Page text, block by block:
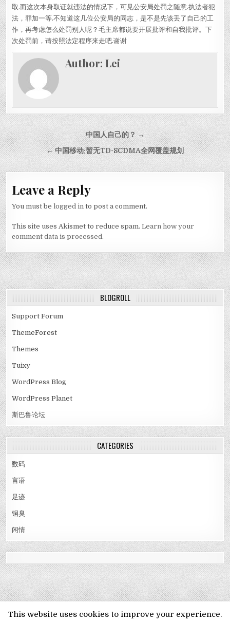
取.而这次本身取证就违法的情况下，可见公安局处罚之随意.执法者犯
法，罪加一等.不知道这几位公安局的同志，是不是先该丢了自己的工
作，再考虑怎么处罚别人呢？毛主席都说要开展批评和自我批评。下
次处罚前，请按照法定程序来走吧.谢谢
Author:Lei
Post navigation中国人自己的？ →
← 中国移动:暂无TD-SCDMA全网覆盖规划
Leave a Reply
You must belogged in to post a comment.
This site uses Akismet to reduce spam.Learn how your
comment data is processed.
BLOGROLL
Support Forum
ThemeForest
Themes
Tuixy
WordPress Blog
WordPress Planet
斯巴鲁论坛
CATEGORIES
数码
言语
足迹
铜臭
闲情
MENU
This website uses cookies to improve your experience.